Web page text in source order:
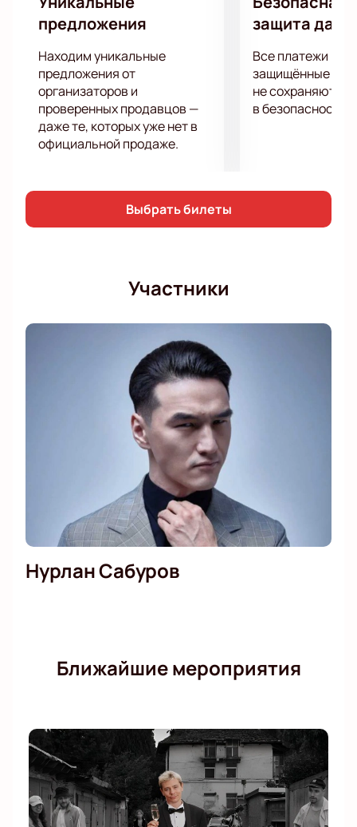
предложения
Находим уникальные
предложения от
организаторов и
проверенных продавцов —
даже те, которых уже нет в
официальной продаже.
защита
Все платежи
защищённые
не сохраняются
в безопасности.
Выбрать билеты
Участники
Нурлан Сабуров
Ближайшие мероприятия